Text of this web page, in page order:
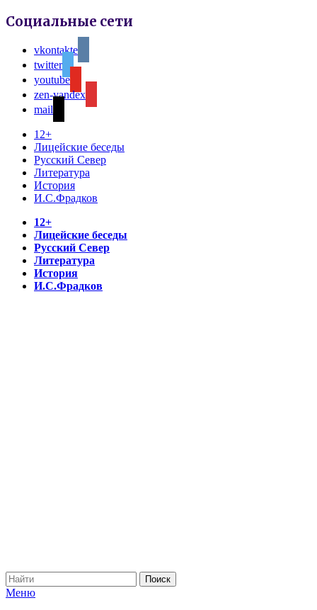
Социальные сети
vkontakte
twitter
youtube
zen-yandex
mail
12+
Лицейские беседы
Русский Север
Литература
История
И.С.Фрадков
12+
Лицейские беседы
Русский Север
Литература
История
И.С.Фрадков
Меню